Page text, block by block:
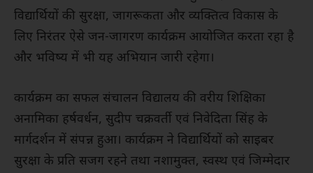
विद्यार्थियों की सुरक्षा, जागरूकता और व्यक्तित्व विकास के
लिए निरंतर ऐसे जन-जागरण कार्यक्रम आयोजित करता रहा है
और भविष्य में भी यह अभियान जारी रहेगा।
कार्यक्रम का सफल संचालन विद्यालय की वरीय शिक्षिका
अनामिका हर्षवर्धन, सुदीप चक्रवर्ती एवं निवेदिता सिंह के
मार्गदर्शन में संपन्न हुआ। कार्यक्रम ने विद्यार्थियों को साइबर
सुरक्षा के प्रति सजग रहने तथा नशामुक्त, स्वस्थ एवं जिम्मेदार